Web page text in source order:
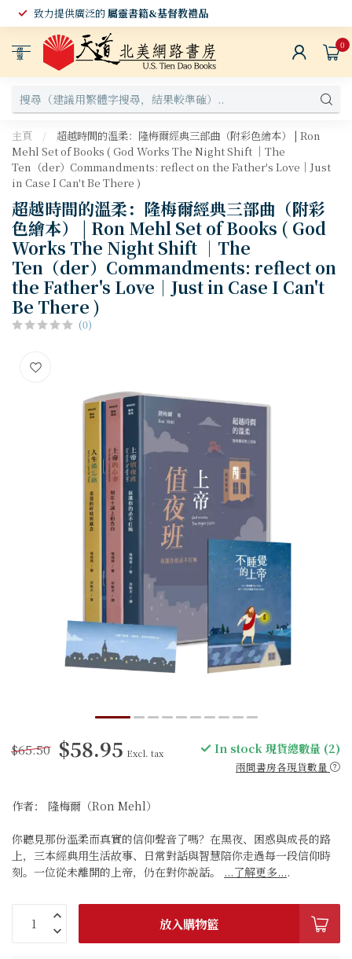
致力提供廣泛的屬靈書籍&基督教禮品
選
單
0
主頁 /
超越時間的溫柔：隆梅爾經典三部曲（附彩色繪本） | Ron
Mehl Set of Books ( God Works The Night Shift ｜The
Ten（der）Commandments: reflect on the Father's Love｜Just
in Case I Can't Be There )
超越時間的溫柔：隆梅爾經典三部曲（附彩
色繪本） | Ron Mehl Set of Books ( God
Works The Night Shift ｜The
Ten（der）Commandments: reflect on
the Father's Love｜Just in Case I Can't
Be There )
(0)
$65.50 $58.95 Excl. tax In stock 現貨總數量 (2)
兩間書房各現貨數量
作者： 隆梅爾（Ron Mehl）
你聽見那份溫柔而真實的信仰聲音了嗎？在黑夜、困惑與成長的路
上，三本經典用生活故事、日常對話與智慧陪你走過每一段信仰時
刻。一位從未離開的上帝，仍在對你說話。 ...了解更多....
放入購物籃